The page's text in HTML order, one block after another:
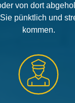
von dort
pünktlich und
kommen.